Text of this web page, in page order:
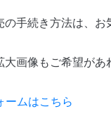
手続き方法は、
画像もご希望があ
ームはこちら